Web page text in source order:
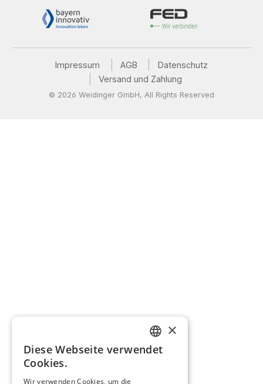
Impressum AGB
Datenschutz
Versand und Zahlung
© 2026 Weidinger GmbH, All Rights Reserved
GERMAN
×
Diese Webseite verwendet
Cookies.
Wir verwenden Cookies, um die